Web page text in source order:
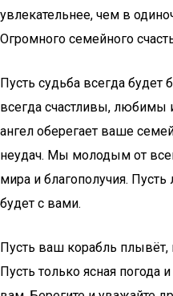
увлекательнее, чем в
Огромного семейного
Пусть судьба всегда будет
всегда счастливы,
ангел оберегает ваше
неудач. Мы молодым от
мира и благополучия.
будет с вами.
Пусть ваш корабль
Пусть только ясная погода